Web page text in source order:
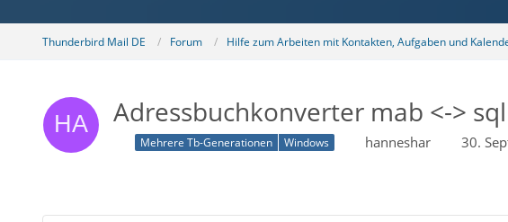
Thunderbird Mail DE Forum Hilfe zum Arbeiten mit Kontakten, Aufgaben und
Adressbuchkonverter mab <->
Mehrere Tb-Generationen Windows hanneshar 30.